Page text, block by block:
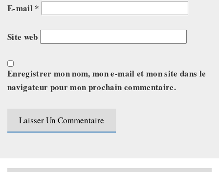
E-mail *
Site web
Enregistrer mon nom, mon e-mail et mon site dans le
navigateur pour mon prochain commentaire.